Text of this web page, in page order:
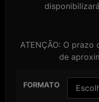
ATENÇÃO: O
de
FORMATO